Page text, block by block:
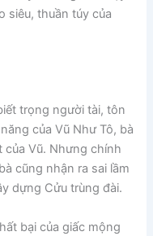
siêu, thuần túy của
trọng người tài, tôn
của Vũ Như Tô, bà
của Vũ. Nhưng chính
cũng nhận ra sai lầm
dựng Cửu trùng đài.
bại của giấc mộng